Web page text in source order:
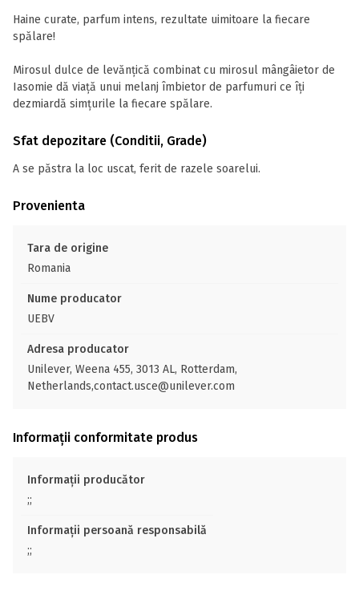
Haine curate, parfum intens, rezultate uimitoare la fiecare
spălare!
Mirosul dulce de levănțică combinat cu mirosul mângâietor de
Iasomie dă viață unui melanj îmbietor de parfumuri ce îți
dezmiardă simțurile la fiecare spălare.
Sfat depozitare (Conditii, Grade)
A se păstra la loc uscat, ferit de razele soarelui.
Provenienta
Tara de origine
Romania
Nume producator
UEBV
Adresa producator
Unilever, Weena 455, 3013 AL, Rotterdam,
Netherlands,contact.usce@unilever.com
Informații conformitate produs
Informații producător
;;
Informații persoană responsabilă
;;